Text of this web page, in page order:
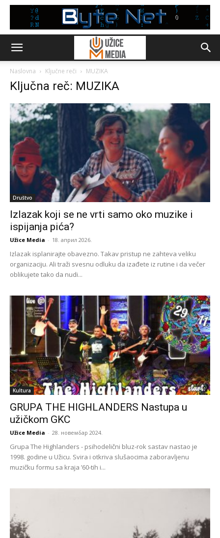
Naslovna Ključne reči MUZIKA
Ključna reč: MUZIKA
Društvo
Izlazak koji se ne vrti samo oko muzike i
ispijanja pića?
Užice Media - 18. април 2026.
Izlazak isplanirajte obavezno. Takav pristup ne zahteva veliku
organizaciju. Ali traži svesnu odluku da izađete iz rutine i da večer
oblikujete tako da nudi...
Kultura
GRUPA THE HIGHLANDERS Nastupa u
užičkom GKC
Užice Media - 28. новембар 2024.
Grupa The Highlanders - psihodelični bluz-rok sastav nastao je
1998. godine u Užicu. Svira i otkriva slušaocima zaboravljenu
muzičku formu sa kraja ’60-tih i...